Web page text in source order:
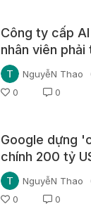
Công ty cấp AI
nhân viên
mỗi tháng
NguyễN Thao
0
0
Google dựng
chính 200 tỷ
đường cho
thức Nvidia
NguyễN Thao
0
0